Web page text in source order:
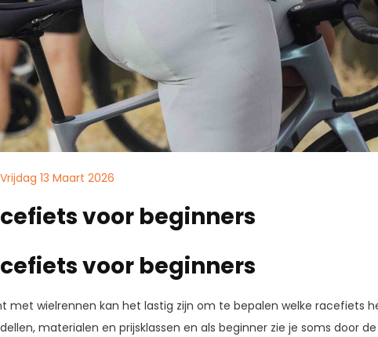
13 Maart 2026
voor beginners
voor beginners
met wielrennen kan het lastig zijn om te bepalen welke racefiets
materialen en prijsklassen en als beginner zie je soms door